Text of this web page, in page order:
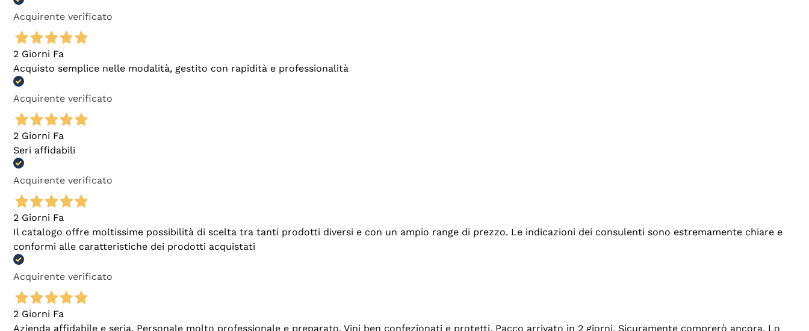
Acquirente verificato
2 Giorni Fa
Acquisto semplice nelle modalità, gestito con rapidità e professionalità
Acquirente verificato
2 Giorni Fa
Seri affidabili
Acquirente verificato
2 Giorni Fa
Il catalogo offre moltissime possibilità di scelta tra tanti prodotti diversi e con un ampio range di prezzo. Le indicazioni dei consulenti sono estremamente chiare e
conformi alle caratteristiche dei prodotti acquistati
Acquirente verificato
2 Giorni Fa
Azienda affidabile e seria. Personale molto professionale e preparato. Vini ben confezionati e protetti. Pacco arrivato in 2 giorni. Sicuramente comprerò ancora. Lo